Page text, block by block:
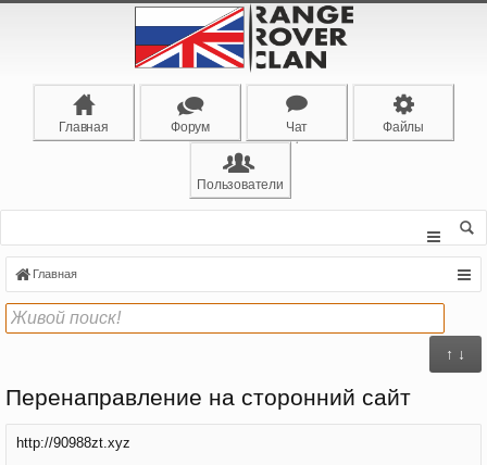
Главная Форум Чат Файлы
Пользователи
Главная
↑ ↓
Перенаправление на сторонний сайт
http://90988zt.xyz